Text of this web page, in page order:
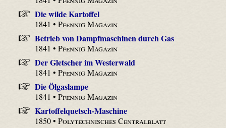
Die wilde Kartoffel
1841 •Pfennig Magazin
Betrieb von Dampfmaschinen durch Gas
1841 •Pfennig Magazin
Der Gletscher im Westerwald
1841 •Pfennig Magazin
Die Ölgaslampe
1841 •Pfennig Magazin
Kartoffelquetsch-Maschine
1850 •Polytechnisches Centralblatt